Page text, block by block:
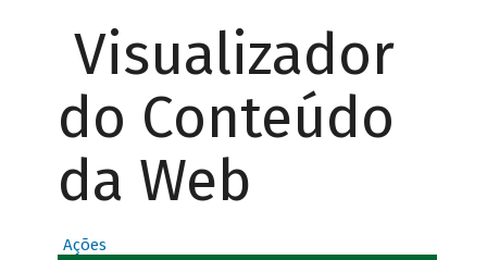
Visualizador
do Conteúdo
da Web
Ações